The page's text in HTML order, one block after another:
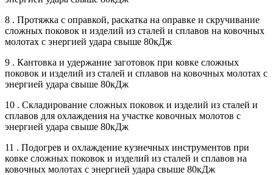
8 . Протяжка с оправкой, раскатка на оправке и скручивание
сложных поковок и изделий из сталей и сплавов на ковочных
молотах с энергией удара свыше 80кДж
9 . Кантовка и удержание заготовок при ковке сложных
поковок и изделий из сталей и сплавов на ковочных молотах с
энергией удара свыше 80кДж
10 . Складирование сложных поковок и изделий из сталей и
сплавов для охлаждения на участке ковочных молотов с
энергией удара свыше 80кДж
11 . Подогрев и охлаждение кузнечных инструментов при
ковке сложных поковок и изделий из сталей и сплавов на
ковочных молотах с энергией удара свыше 80кДж